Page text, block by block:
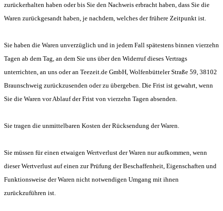
zurückerhalten haben oder bis Sie den Nachweis erbracht haben, dass Sie die
Waren zurückgesandt haben, je nachdem, welches der frühere Zeitpunkt ist.
Sie haben die Waren unverzüglich und in jedem Fall spätestens binnen vierzehn
Tagen ab dem Tag, an dem Sie uns über den Widerruf dieses Vertrags
unterrichten, an uns oder an Teezeit.de GmbH, Wolfenbütteler Straße 59, 38102
Braunschweig zurückzusenden oder zu übergeben. Die Frist ist gewahrt, wenn
Sie die Waren vor Ablauf der Frist von vierzehn Tagen absenden.
Sie tragen die unmittelbaren Kosten der Rücksendung der Waren.
Sie müssen für einen etwaigen Wertverlust der Waren nur aufkommen, wenn
dieser Wertverlust auf einen zur Prüfung der Beschaffenheit, Eigenschaften und
Funktionsweise der Waren nicht notwendigen Umgang mit ihnen
zurückzuführen ist.